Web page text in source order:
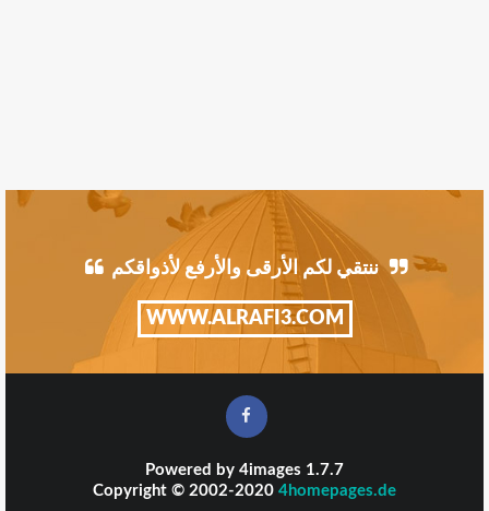
ننتقي لكم الأرقى والأرفع لأذواقكم
WWW.ALRAFI3.COM
Powered by 4images 1.7.7
Copyright © 2002-2020 4homepages.de